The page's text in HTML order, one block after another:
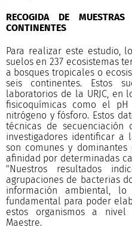
RECOGIDA DE
CONTINENTES
Para realizar este estudio,
suelos en 237 ecosistemas
a bosques tropicales o
seis continentes. Estos
laboratorios de la URJC, en
fisicoquímicas como el
nitrógeno y fósforo. Estos
técnicas de
investigadores identificar a
son comunes y
afinidad por determinadas
"Nuestros resultados
agrupaciones de bacterias
información ambiental,
fundamental para poder
estos organismos a
Maestre.